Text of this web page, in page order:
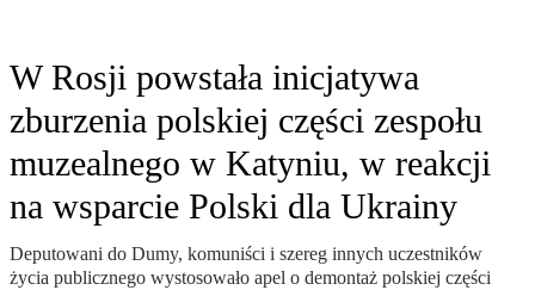
W Rosji powstała inicjatywa
zburzenia polskiej części zespołu
muzealnego w Katyniu, w reakcji
na wsparcie Polski dla Ukrainy
Deputowani do Dumy, komuniści i szereg innych uczestników
życia publicznego wystosowało apel o demontaż polskiej części